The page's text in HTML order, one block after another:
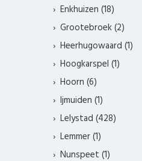
Enkhuizen (18)
Grootebroek (2)
Heerhugowaard (1)
Hoogkarspel (1)
Hoorn (6)
Ijmuiden (1)
Lelystad (428)
Lemmer (1)
Nunspeet (1)